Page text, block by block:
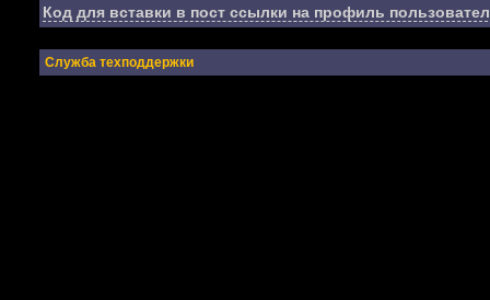
Код для вставки в пост ссылки на профиль
Служба техподдержки